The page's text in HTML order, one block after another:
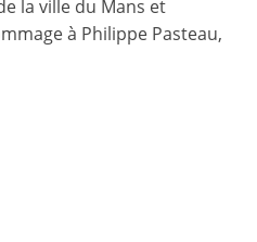
la ville du Mans et
à Philippe Pasteau,